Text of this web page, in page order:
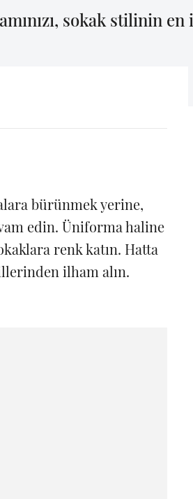
sokak stilinin
bürünmek yerine,
edin. Üniforma haline
renk katın. Hatta
ilham alın.